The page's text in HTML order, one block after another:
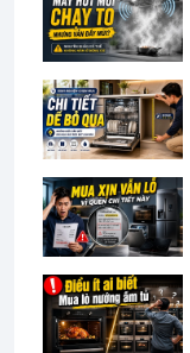
(Hình
Thiết kế - Chất
- Bếp từ Miele
tông màu đen